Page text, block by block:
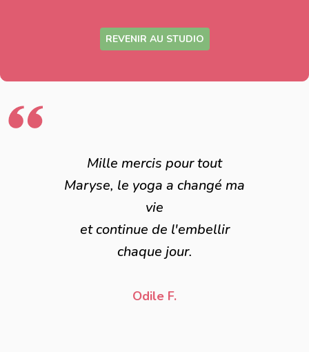
REVENIR AU STUDIO
Mille mercis pour tout
Maryse, le yoga a changé ma
vie
et continue de l'embellir
chaque jour.
Odile F.